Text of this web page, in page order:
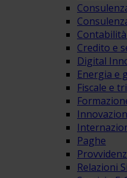
Credito e
Digital
Energia e
Fiscale e
Paghe
Relazioni